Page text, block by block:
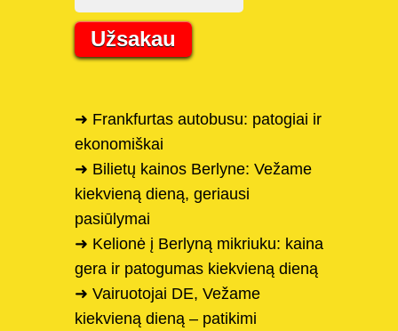
Užsakau
➜ Frankfurtas autobusu: patogiai ir
ekonomiškai
➜ Bilietų kainos Berlyne: Vežame
kiekvieną dieną, geriausi
pasiūlymai
➜ Kelionė į Berlyną mikriuku: kaina
gera ir patogumas kiekvieną dieną
➜ Vairuotojai DE, Vežame
kiekvieną dieną – patikimi